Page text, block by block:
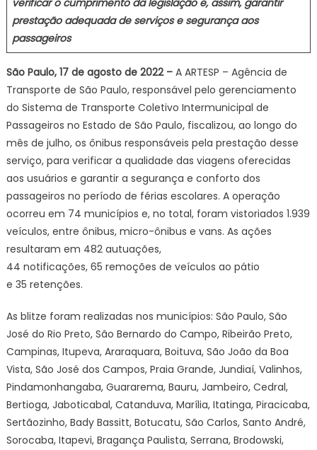
verificar o cumprimento da legislação e, assim, garantir
prestação adequada de serviços e segurança aos
passageiros
São Paulo, 17 de agosto de 2022 –A ARTESP – Agência de
Transporte de São Paulo, responsável pelo gerenciamento
do Sistema de Transporte Coletivo Intermunicipal de
Passageiros no Estado de São Paulo, fiscalizou, ao longo do
mês de julho, os ônibus responsáveis pela prestação desse
serviço, para verificar a qualidade das viagens oferecidas
aos usuários e garantir a segurança e conforto dos
passageiros no período de férias escolares. A operação
ocorreu em 74 municípios e, no total, foram vistoriados 1.939
veículos, entre ônibus, micro-ônibus e vans. As ações
resultaram em 482 autuações,
44 notificações, 65 remoções de veículos ao pátio
e 35 retenções.
As blitze foram realizadas nos municípios: São Paulo, São
José do Rio Preto, São Bernardo do Campo, Ribeirão Preto,
Campinas, Itupeva, Araraquara, Boituva, São João da Boa
Vista, São José dos Campos, Praia Grande, Jundiaí, Valinhos,
Pindamonhangaba, Guararema, Bauru, Jambeiro, Cedral,
Bertioga, Jaboticabal, Catanduva, Marília, Itatinga, Piracicaba,
Sertãozinho, Bady Bassitt, Botucatu, São Carlos, Santo André,
Sorocaba, Itapevi, Bragança Paulista, Serrana, Brodowski,